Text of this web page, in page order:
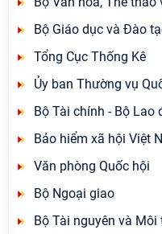
Bộ Giáo dục và Đào
Tổng Cục Thống Kê
Ủy ban Thường vụ
Bộ Tài chính - Bộ Lao
Bảo hiểm xã hội Việt
Văn phòng Quốc hội
Bộ Ngoại giao
Bộ Tài nguyên và Môi